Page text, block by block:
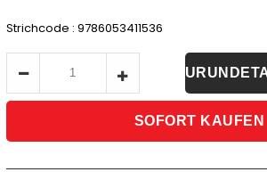
Strichcode : 9786053411536